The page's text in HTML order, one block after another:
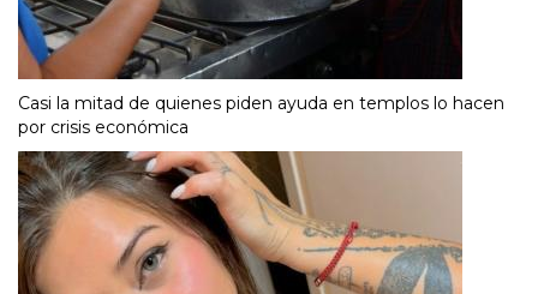
Casi la mitad de quienes piden ayuda en templos lo hacen
por crisis económica